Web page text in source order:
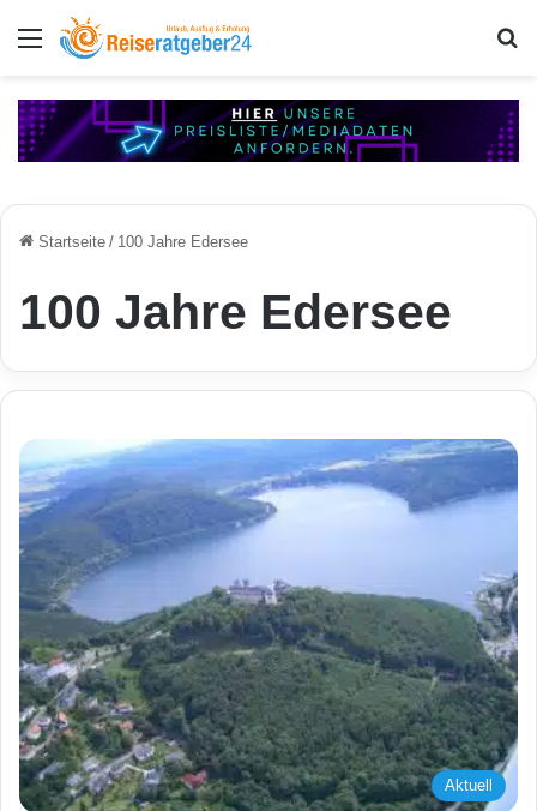
Menü
Startseite / 100 Jahre Edersee
100 Jahre Edersee
Aktuell